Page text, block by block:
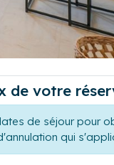
de votre
de séjour pour
qui